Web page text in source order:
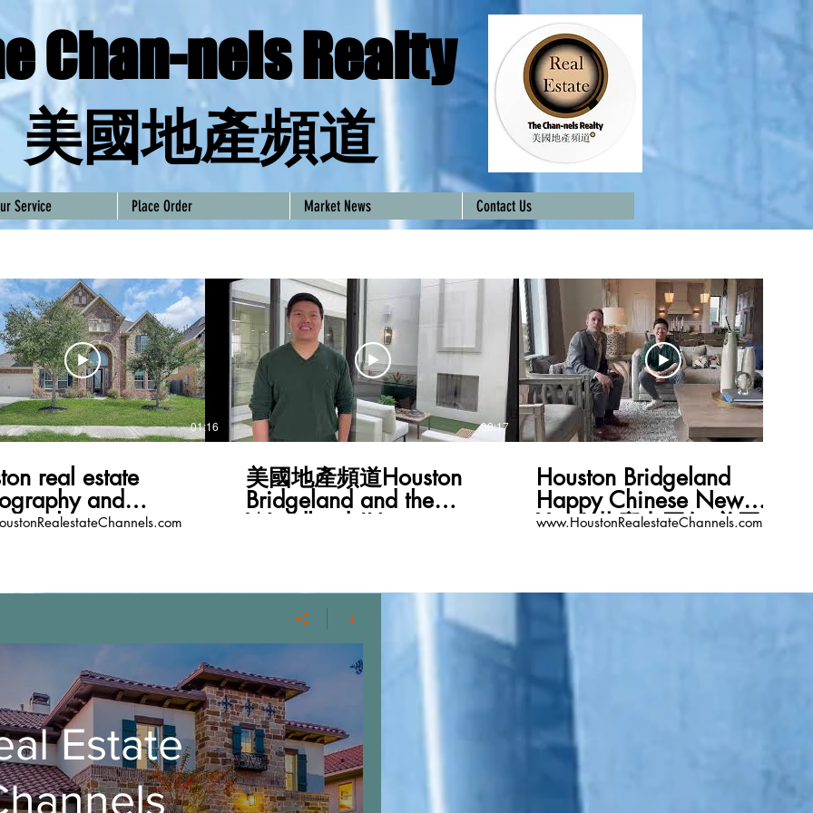
Chan-nels Realty
​美國地產頻道
Service Place Order Market News Contact Us
01:16
real estate
and
00:17
美國地產頻道Houston
Bridgeland and the
Woodlands!Happy
Houston Bridgeland
Happy Chinese New
Year! 共慶中國年 美國地
www.HoustonRealestateChannels.com
Estate